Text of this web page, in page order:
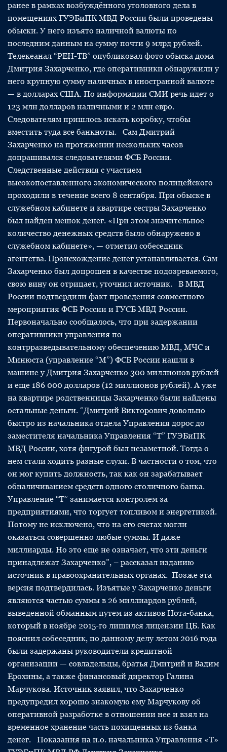
ранее в рамках возбуждённого уголовного дела в
помещениях ГУЭБиПК МВД России были проведены
обыски. У него изъято наличной валюты по
последним данным на сумму почти 9 млрд рублей.
Телекеанал “РЕН-ТВ” опубликовал фото обыска дома
Дмитрия Захарченко, где оперативники обнаружили у
него крупную сумму наличных в иностранной валюте
— в долларах США. По информации СМИ речь идет о
123 млн долларов наличными и 2 млн евро.
Следователям пришлось искать коробку, чтобы
вместить туда все банкноты. Сам Дмитрий
Захарченко на протяжении нескольких часов
допрашивался следователями ФСБ России.
Следственные действия с участием
высокопоставленного экономического полицейского
проходили в течение всего 8 сентября. При обыске в
служебном кабинете и квартире сестры Захарченко
был найден мешок денег. «При этом значительное
количество денежных средств было обнаружено в
служебном кабинете», — отметил собеседник
агентства. Происхождение денег устанавливается. Сам
Захарченко был допрошен в качестве подозреваемого,
свою вину он отрицает, уточнил источник. В МВД
России подтвердили факт проведения совместного
мероприятия ФСБ России и ГУСБ МВД России.
Первоначально сообщалось, что при задержании
оперативники управления по
контрразведывательному обеспечению МВД, МЧС и
Минюста (управление “М”) ФСБ России нашли в
машине у Дмитрия Захарченко 300 миллионов рублей
и еще 186 000 долларов (12 миллионов рублей). А уже
на квартире родственницы Захарченко были найдены
остальные деньги. “Дмитрий Викторович довольно
быстро из начальника отдела Управления дорос до
заместителя начальника Управления “Т” ГУЭБиПК
МВД России, хотя фигурой был незаметной. Тогда о
нем стали ходить разные слухи. В частности о том, что
он мог купить должность, так как он зарабатывает
обналичиванием средств одного столичного банка.
Управление “Т” занимается контролем за
предприятиями, что торгует топливом и энергетикой.
Потому не исключено, что на его счетах могли
оказаться совершенно любые суммы. И даже
миллиарды. Но это еще не означает, что эти деньги
принадлежат Захарченко”, – рассказал изданию
источник в правоохранительных органах. Позже эта
версия подтвердилась. Изъятые у Захарченко деньги
являются частью суммы в 26 миллиардов рублей,
выведенной обманным путем из активов Нота-банка,
который в ноябре 2015-го лишился лицензии ЦБ. Как
пояснил собеседник, по данному делу летом 2016 года
были задержаны руководители кредитной
организации — совладельцы, братья Дмитрий и Вадим
Ерохины, а также финансовый директор Галина
Марчукова. Источник заявил, что Захарченко
предупредил хорошо знакомую ему Марчукову об
оперативной разработке в отношении нее и взял на
временное хранение часть похищенных из банка
денег. Показания на и.о. начальника Управления «Т»